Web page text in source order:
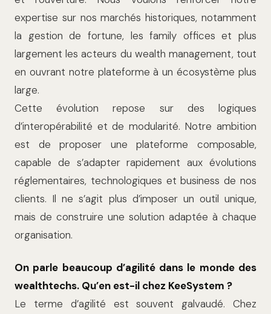
expertise sur nos marchés historiques, notamment
la gestion de fortune, les family offices et plus
largement les acteurs du wealth management, tout
en ouvrant notre plateforme à un écosystème plus
large.
Cette évolution repose sur des logiques
d’interopérabilité et de modularité. Notre ambition
est de proposer une plateforme composable,
capable de s’adapter rapidement aux évolutions
réglementaires, technologiques et business de nos
clients. Il ne s’agit plus d’imposer un outil unique,
mais de construire une solution adaptée à chaque
organisation.
On parle beaucoup d’agilité dans le monde des
wealthtechs. Qu’en est-il chez KeeSystem ?
Le terme d’agilité est souvent galvaudé. Chez